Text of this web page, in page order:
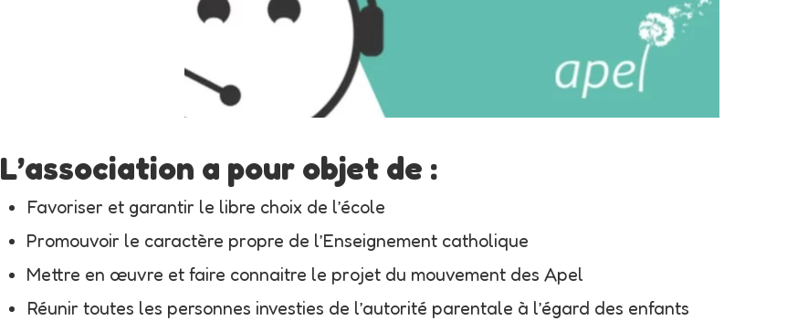
L’association a pour objet de :
Favoriser et garantir le libre choix de l’école
Promouvoir le caractère propre de l’Enseignement catholique
Mettre en œuvre et faire connaitre le projet du mouvement des Apel
Réunir toutes les personnes investies de l’autorité parentale à l’égard des enfants